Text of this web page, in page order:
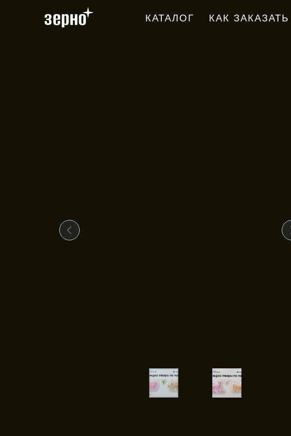
КАТАЛОГ КАК ЗАКАЗАТЬ